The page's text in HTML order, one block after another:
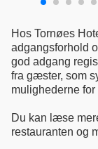
Hos Tornøes
adgangsforhold
god adgang
fra gæster, som
mulighederne
Du kan læse
restauranten og